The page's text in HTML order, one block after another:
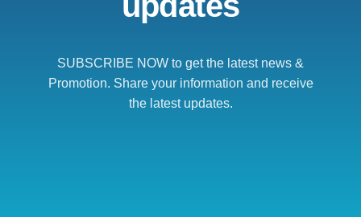
SUBSCRIBE NOW to get the latest news &
Promotion. Share your information and receive
the latest updates.